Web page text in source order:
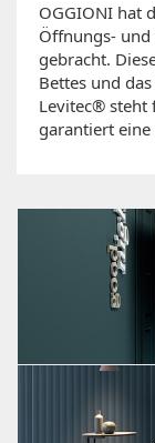
OGGIONI hat
Öffnungs- und
gebracht.
Bettes und
Levitec® steht
garantiert